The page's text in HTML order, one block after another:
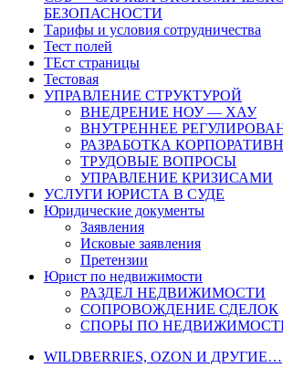
БЕЗОПАСНОСТИ
Тарифы и условия сотрудничества
Тест полей
ТЕст страницы
Тестовая
УПРАВЛЕНИЕ СТРУКТУРОЙ
ВНЕДРЕНИЕ НОУ — ХАУ
ВНУТРЕННЕЕ
РАЗРАБОТКА
ТРУДОВЫЕ ВОПРОСЫ
УПРАВЛЕНИЕ КРИЗИСАМИ
УСЛУГИ ЮРИСТА В СУДЕ
Юридические документы
Заявления
Исковые заявления
Претензии
Юрист по недвижимости
РАЗДЕЛ НЕДВИЖИМОСТИ
СОПРОВОЖДЕНИЕ СДЕЛОК
СПОРЫ ПО
WILDBERRIES, OZON И ДРУГИЕ…